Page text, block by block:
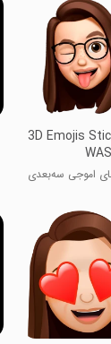
3D Emojis
اموجی سه‌بعدی